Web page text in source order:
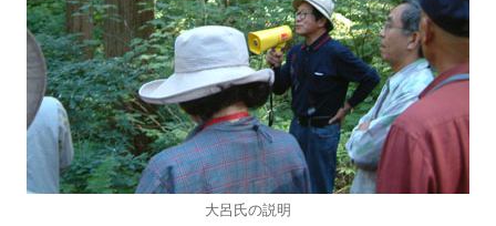
大呂氏の説明